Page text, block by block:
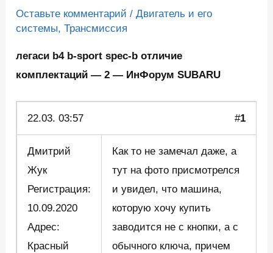
Оставьте комментарий /Двигатель и его
системы,Трансмиссия
легаси b4 b-sport spec-b отличие
комплектаций — 2 — ИнФорум SUBARU
22.03. 03:57 #1
Дмитрий
Жук
Регистрация:
10.09.2020
Адрес:
Красный
Как то не замечал даже, а
тут на фото присмотрелся
и увидел, что машина,
которую хочу купить
заводится не с кнопки, а с
обычного ключа, причем